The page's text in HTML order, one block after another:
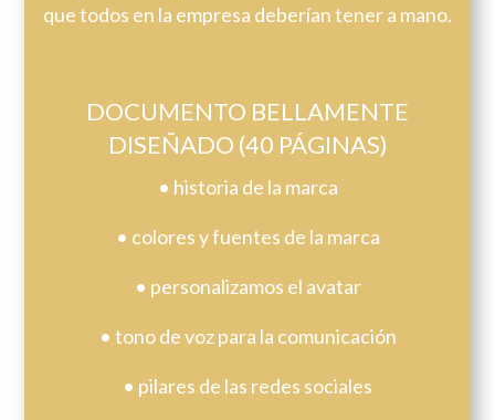
que todos en la empresa deberían tener a mano.
DOCUMENTO BELLAMENTE
DISEÑADO (40 PÁGINAS)
• historia de la marca
• colores y fuentes de la marca
• personalizamos el avatar
• tono de voz para la comunicación
• pilares de las redes sociales